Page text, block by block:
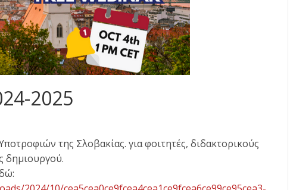
2025
της Σλοβακίας. για φοιτητές, διδακτορικούς
δημιουργού.